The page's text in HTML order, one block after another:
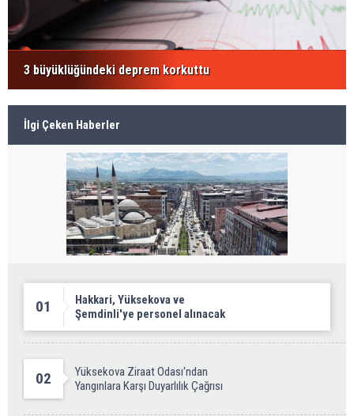
3 büyüklüğündeki deprem korkuttu
İlgi Çeken Haberler
01
Hakkari, Yüksekova ve
Şemdinli'ye personel alınacak
02
Yüksekova Ziraat Odası'ndan
Yangınlara Karşı Duyarlılık Çağrısı